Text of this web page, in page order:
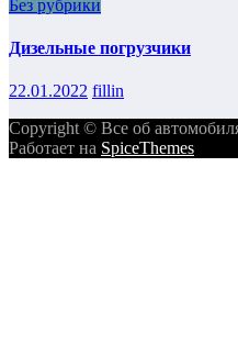
Без рубрики
Дизельные погрузчики
22.01.2022 fillin
Copyright © Все об
Работает на SpiceThemes